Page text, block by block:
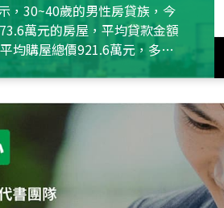
，30~40歲的男性房貸族，今
萬元的房屋，平均貸款金額
均購屋總價921.6萬元，多出